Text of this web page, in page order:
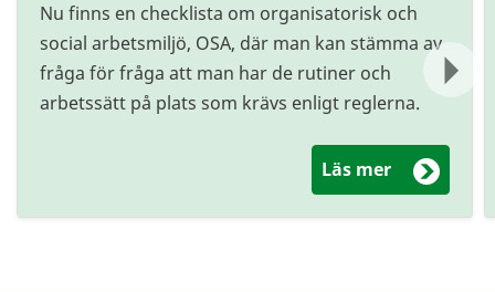
Nästa
Nu finns en checklista om organisatorisk och
social arbetsmiljö, OSA, där man kan stämma av
fråga för fråga att man har de rutiner och
arbetssätt på plats som krävs enligt reglerna.
Läs mer om